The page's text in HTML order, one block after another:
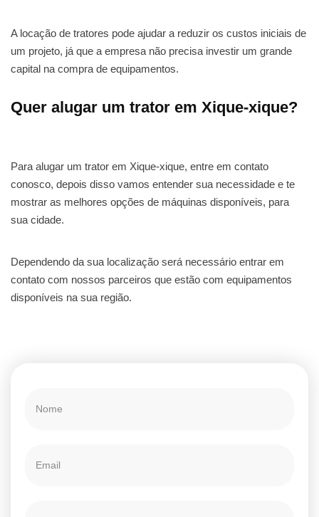
A locação de tratores pode ajudar a reduzir os custos iniciais de
um projeto, já que a empresa não precisa investir um grande
capital na compra de equipamentos.
Quer alugar um trator em Xique-xique?
Para alugar um trator em Xique-xique, entre em contato
conosco, depois disso vamos entender sua necessidade e te
mostrar as melhores opções de máquinas disponíveis, para
sua cidade.
Dependendo da sua localização será necessário entrar em
contato com nossos parceiros que estão com equipamentos
disponíveis na sua região.